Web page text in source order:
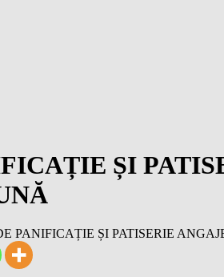
ȘI
PANIFICAȚIE ȘI PATISERIE